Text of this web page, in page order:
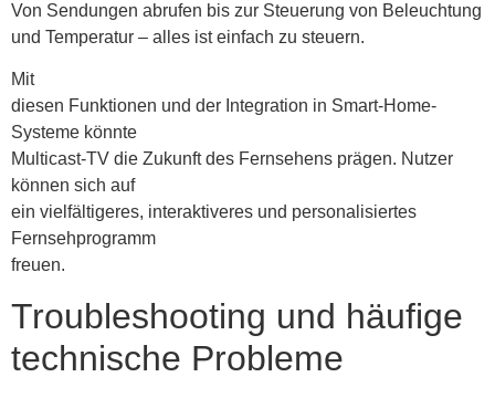
Von Sendungen abrufen bis zur Steuerung von Beleuchtung
und Temperatur – alles ist einfach zu steuern.
Mit
diesen Funktionen und der Integration in Smart-Home-
Systeme könnte
Multicast-TV die Zukunft des Fernsehens prägen. Nutzer
können sich auf
ein vielfältigeres, interaktiveres und personalisiertes
Fernsehprogramm
freuen.
Troubleshooting und häufige
technische Probleme